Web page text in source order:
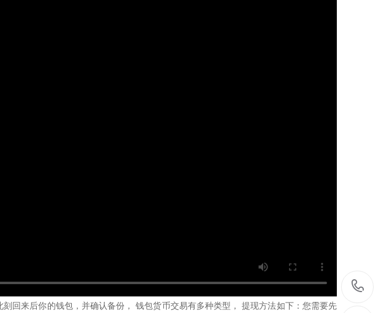
回来后你的钱包，并确认备份， 钱包货币交易有多种类型， 提现方法如下：您需要先